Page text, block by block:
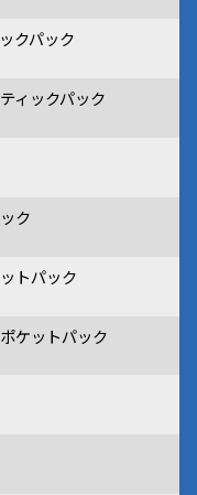
クパック
ィックパック
ク
トパック
ケットパック